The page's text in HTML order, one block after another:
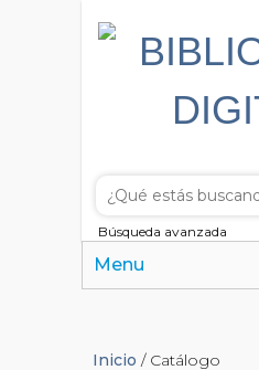
Búsqueda avanzada
Menu
Inicio / Catálogo